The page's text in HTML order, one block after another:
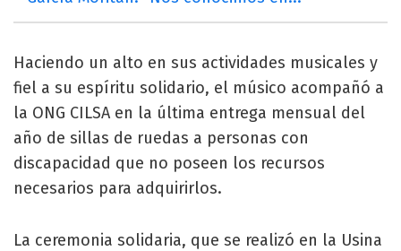
Haciendo un alto en sus actividades musicales y
fiel a su espíritu solidario, el músico acompañó a
la ONG CILSA en la última entrega mensual del
año de sillas de ruedas a personas con
discapacidad que no poseen los recursos
necesarios para adquirirlos.
La ceremonia solidaria, que se realizó en la Usina